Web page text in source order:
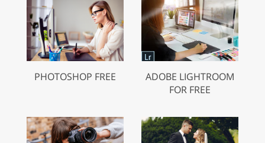
PHOTOSHOP FREE
ADOBE LIGHTROOM
FOR FREE